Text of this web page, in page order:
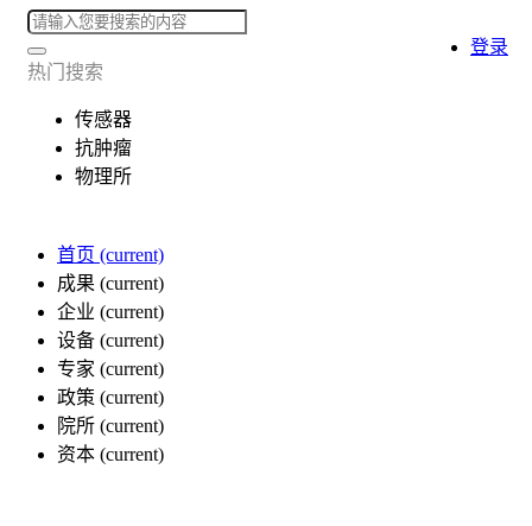
热门搜索
传感器
抗肿瘤
物理所
首页 (current)
成果 (current)
企业 (current)
设备 (current)
专家 (current)
政策 (current)
院所 (current)
资本 (current)
登录